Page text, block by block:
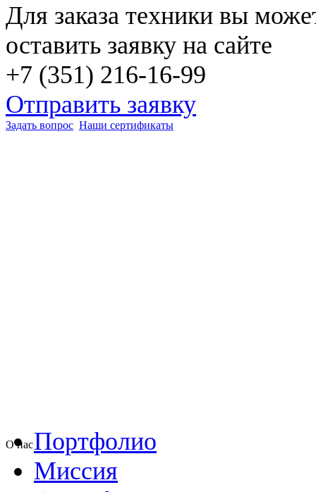
Для заказа техники вы
оставить заявку на сайте
+7 (351) 216-16-99
Отправить заявку
Задать вопрос Наши сертификаты
О насПортфолио
Миссия